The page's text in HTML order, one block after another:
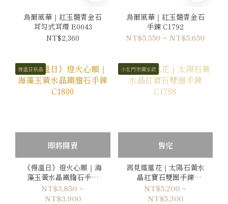
烏爾風華｜紅玉髓青金石
耳勾式耳環 E0043
NT$2,360
烏爾風華｜紅玉髓青金石
手鍊 C1792
NT$5,550 ~ NT$5,650
慢溫日新品
即將開賣
《慢溫日》燈火心願｜海
藻玉黃水晶鐵膽石手鍊
C1800
NT$3,850 ~
NT$3,900
小北門市獨家款
售完
再見鳳凰花｜太陽石黃水
晶紅寶石雙圈手鍊
C1798
NT$5,200 ~
NT$5,300